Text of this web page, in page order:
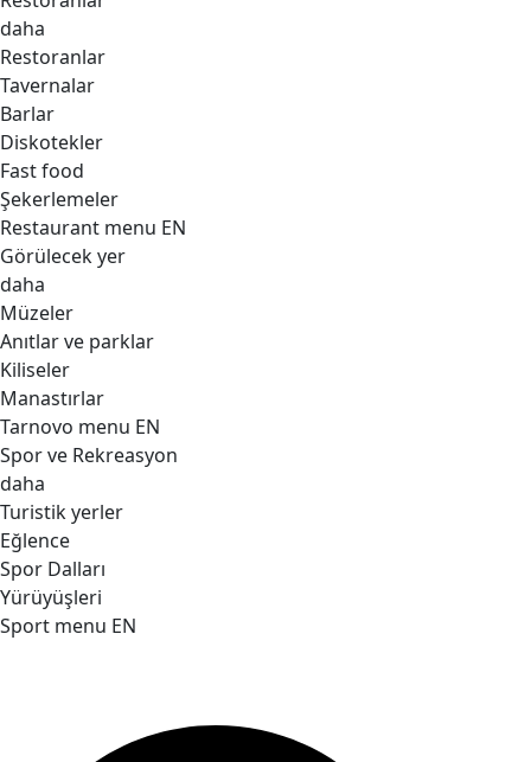
daha
Restoranlar
Tavernalar
Barlar
Diskotekler
Fast food
Şekerlemeler
Restaurant menu EN
Görülecek yer
daha
Müzeler
Anıtlar ve parklar
Kiliseler
Manastırlar
Tarnovo menu EN
Spor ve Rekreasyon
daha
Turistik yerler
Eğlence
Spor Dalları
Yürüyüşleri
Sport menu EN